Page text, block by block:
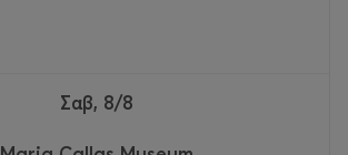
Σαβ, 8/8